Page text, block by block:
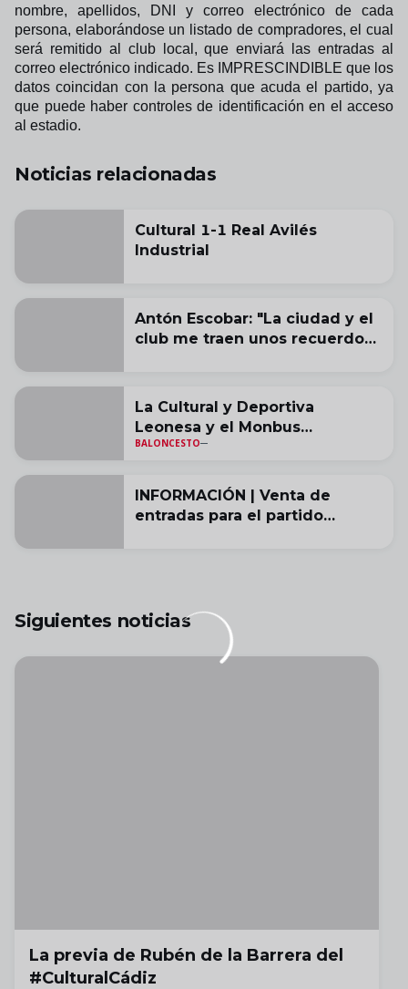
nombre, apellidos, DNI y correo electrónico de cada
persona, elaborándose un listado de compradores, el cual
será remitido al club local, que enviará las entradas al
correo electrónico indicado. Es IMPRESCINDIBLE que los
datos coincidan con la persona que acuda el partido, ya
que puede haber controles de identificación en el acceso
al estadio.
Noticias relacionadas
Cultural 1-1 Real Avilés
Industrial
Antón Escobar: "La ciudad y el
club me traen unos recuerdos
La Cultural y Deportiva
Leonesa y el Monbus
Obradoiro acuerdan la cesión
BALONCESTO
INFORMACIÓN | Venta de
entradas para el partido
Siguientes noticias
La previa de Rubén de la Barrera del
#CulturalCádiz